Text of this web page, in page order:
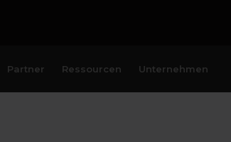
Partner Ressourcen Unternehmen